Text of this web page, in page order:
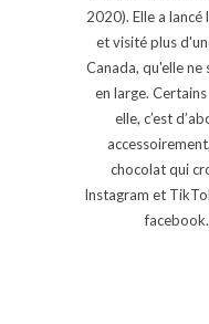
2020). Elle a
et visité plus
Canada, qu'elle ne
en large.
elle, c’est
chocolat qui
Instagram et